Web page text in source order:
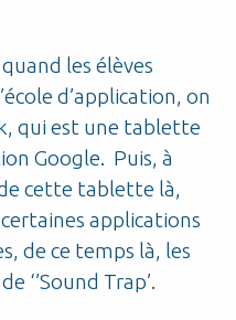
les élèves
d’application, on
qui est une tablette
Google. Puis, à
cette tablette là,
applications
de ce temps là, les
‘’Sound Trap’.